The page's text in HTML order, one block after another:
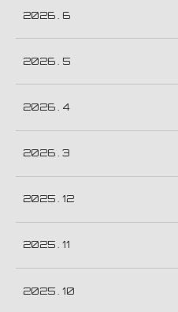
2026 . 6
2026 . 5
2026 . 4
2026 . 3
2025 . 12
2025 . 11
2025 . 10